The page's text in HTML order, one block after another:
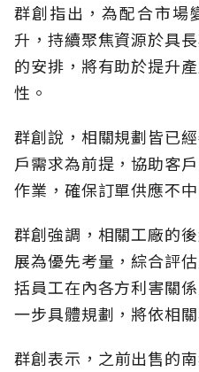
群創指出，為配合市場
升，持續聚焦資源於具
的安排，將有助於提升
性。
群創說，相關規劃皆已
戶需求為前提，協助客
作業，確保訂單供應不
群創強調，相關工廠的
展為優先考量，綜合評
括員工在內各方利害關
一步具體規劃，將依相
群創表示，之前出售的